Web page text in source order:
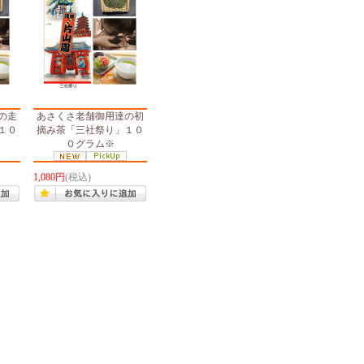
走
０
あさくさ老舗御用達の初
摘み茶「三社祭り」１０
０グラム※
1,080円(税込)